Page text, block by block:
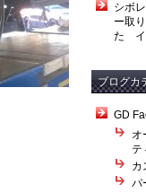
シボ
ー取
た イ
ブログカ
GD
オ
テ
カ
パ